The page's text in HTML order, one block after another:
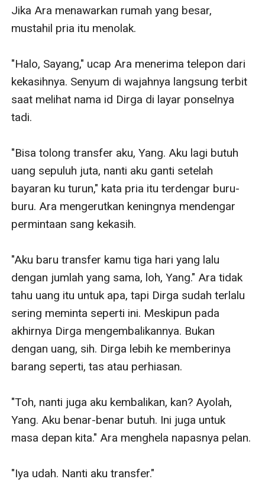
Jika Ara menawarkan rumah yang besar,
mustahil pria itu menolak.
"Halo, Sayang," ucap Ara menerima telepon dari
kekasihnya. Senyum di wajahnya langsung terbit
saat melihat nama id Dirga di layar ponselnya
tadi.
"Bisa tolong transfer aku, Yang. Aku lagi butuh
uang sepuluh juta, nanti aku ganti setelah
bayaran ku turun," kata pria itu terdengar buru-
buru. Ara mengerutkan keningnya mendengar
permintaan sang kekasih.
"Aku baru transfer kamu tiga hari yang lalu
dengan jumlah yang sama, loh, Yang." Ara tidak
tahu uang itu untuk apa, tapi Dirga sudah terlalu
sering meminta seperti ini. Meskipun pada
akhirnya Dirga mengembalikannya. Bukan
dengan uang, sih. Dirga lebih ke memberinya
barang seperti, tas atau perhiasan.
"Toh, nanti juga aku kembalikan, kan? Ayolah,
Yang. Aku benar-benar butuh. Ini juga untuk
masa depan kita." Ara menghela napasnya pelan.
"Iya udah. Nanti aku transfer."